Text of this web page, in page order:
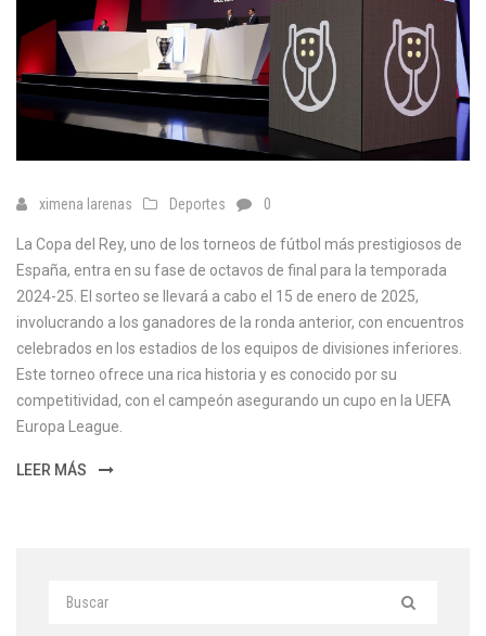
ximena larenas Deportes 0
La Copa del Rey, uno de los torneos de fútbol más prestigiosos de
España, entra en su fase de octavos de final para la temporada
2024-25. El sorteo se llevará a cabo el 15 de enero de 2025,
involucrando a los ganadores de la ronda anterior, con encuentros
celebrados en los estadios de los equipos de divisiones inferiores.
Este torneo ofrece una rica historia y es conocido por su
competitividad, con el campeón asegurando un cupo en la UEFA
Europa League.
LEER MÁS